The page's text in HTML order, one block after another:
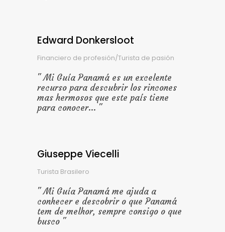
Edward Donkersloot
Financiero de profesión/Turista de pasión
Mi Guía Panamá es un excelente
recurso para descubrir los rincones
mas hermosos que este país tiene
para conocer...
Giuseppe Viecelli
Turista Brasilero
Mi Guía Panamá me ajuda a
conhecer e descobrir o que Panamá
tem de melhor, sempre consigo o que
busco